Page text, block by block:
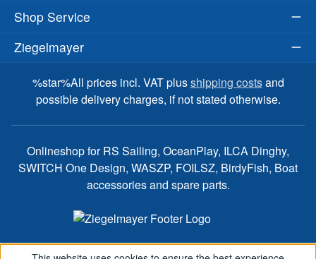
Shop Service
Ziegelmayer
%star%All prices incl. VAT plusshipping costsand
possible delivery charges, if not stated otherwise.
Onlineshop for RS Sailing, OceanPlay, ILCA Dinghy,
SWITCH One Design, WASZP, FOILSZ, BirdyFish, Boat
accessories and spare parts.